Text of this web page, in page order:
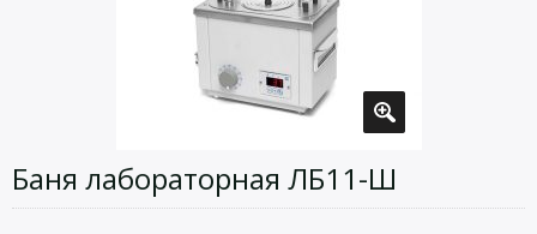
Баня лабораторная ЛБ11-Ш